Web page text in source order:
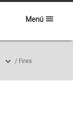
Menú
/ Fires